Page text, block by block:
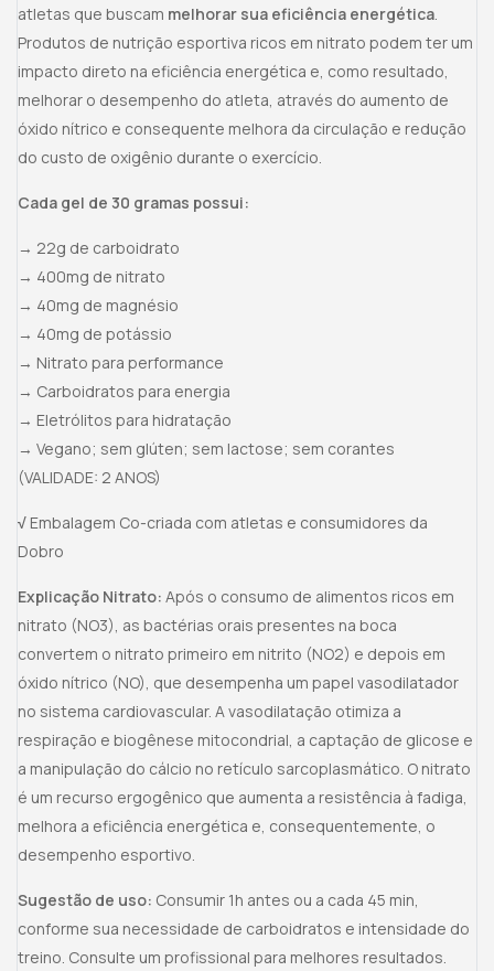
atletas que buscam melhorar sua eficiência energética.
Produtos de nutrição esportiva ricos em nitrato podem ter um
impacto direto na eficiência energética e, como resultado,
melhorar o desempenho do atleta, através do aumento de
óxido nítrico e consequente melhora da circulação e redução
do custo de oxigênio durante o exercício.
Cada gel de 30 gramas possui:
→ 22g de carboidrato
→ 400mg de nitrato
→ 40mg de magnésio
→ 40mg de potássio
→ Nitrato para performance
→ Carboidratos para energia
→ Eletrólitos para hidratação
→ Vegano; sem glúten; sem lactose; sem corantes
(VALIDADE: 2 ANOS)
√ Embalagem Co-criada com atletas e consumidores da
Dobro
Explicação Nitrato: Após o consumo de alimentos ricos em
nitrato (NO3), as bactérias orais presentes na boca
convertem o nitrato primeiro em nitrito (NO2) e depois em
óxido nítrico (NO), que desempenha um papel vasodilatador
no sistema cardiovascular. A vasodilatação otimiza a
respiração e biogênese mitocondrial, a captação de glicose e
a manipulação do cálcio no retículo sarcoplasmático. O nitrato
é um recurso ergogênico que aumenta a resistência à fadiga,
melhora a eficiência energética e, consequentemente, o
desempenho esportivo.
Sugestão de uso: Consumir 1h antes ou a cada 45 min,
conforme sua necessidade de carboidratos e intensidade do
treino. Consulte um profissional para melhores resultados.